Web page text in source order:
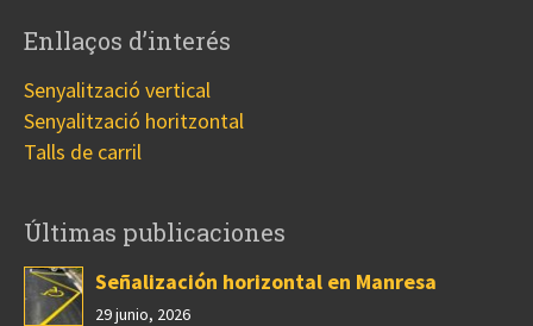
Enllaços d’interés
Senyalització vertical
Senyalització horitzontal
Talls de carril
Últimas publicaciones
Señalización horizontal en Manresa
29 junio, 2026